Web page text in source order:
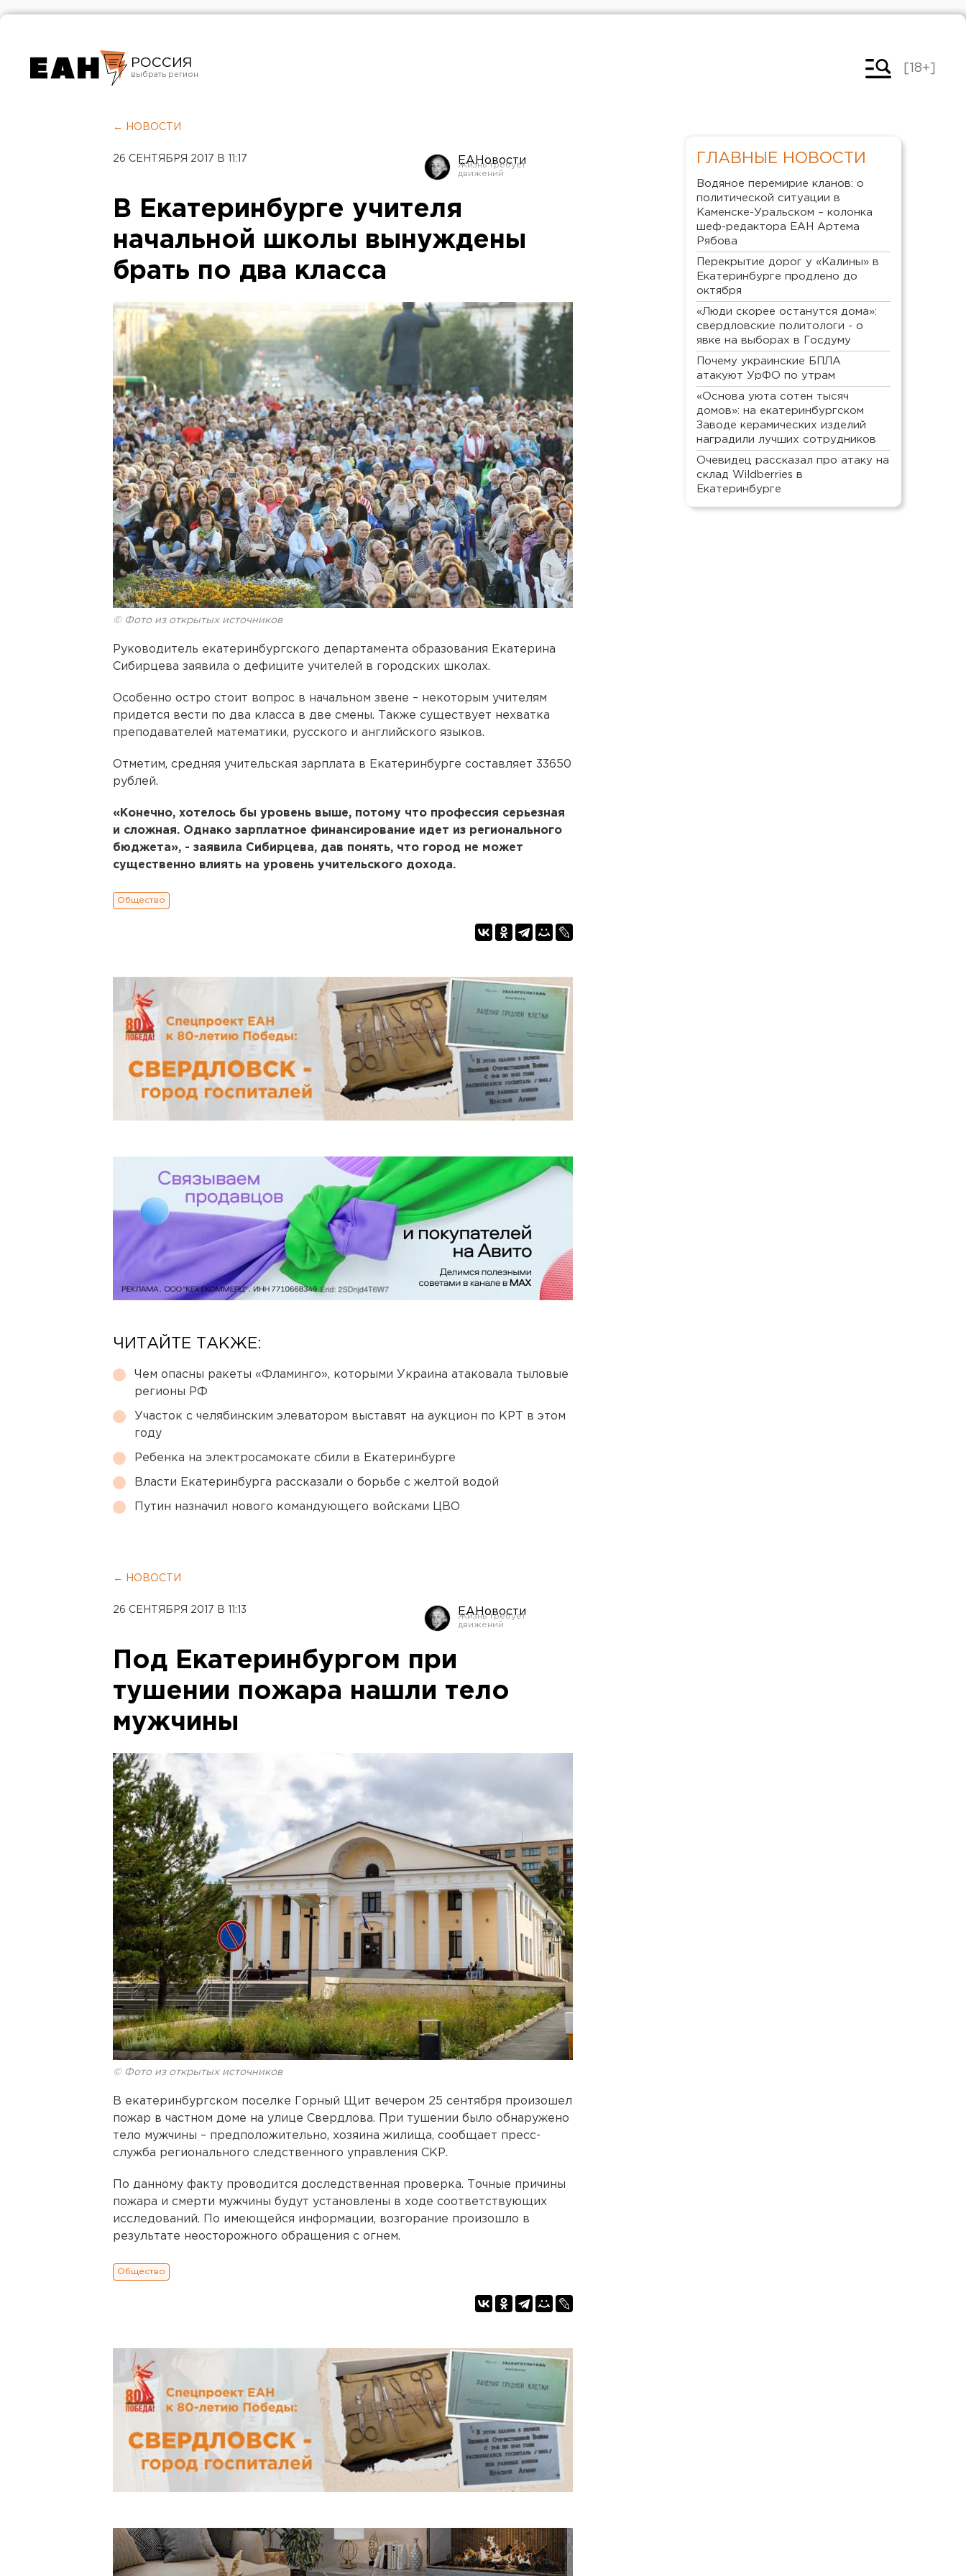
РОССИЯ
Челябинск
[18+]
← НОВОСТИ
26 СЕНТЯБРЯ 2017 В 11:17 ЕАНовости
В Екатеринбурге учителя
начальной школы вынуждены
брать по два класса
© Фото из открытых источников
Руководитель екатеринбургского департамента образования Екатерина
Сибирцева заявила о дефиците учителей в городских школах.
Особенно остро стоит вопрос в начальном звене – некоторым учителям
придется вести по два класса в две смены. Также существует нехватка
преподавателей математики, русского и английского языков.
Отметим, средняя учительская зарплата в Екатеринбурге составляет 33650
рублей.
«Конечно, хотелось бы уровень выше, потому что профессия серьезная
и сложная. Однако зарплатное финансирование идет из регионального
бюджета», - заявила Сибирцева, дав понять, что город не может
существенно влиять на уровень учительского дохода.
Общество
ЧИТАЙТЕ ТАКЖЕ:
Чем опасны ракеты «Фламинго», которыми Украина атаковала тыловые
регионы РФ
Участок с челябинским элеватором выставят на аукцион по КРТ в этом
году
Ребенка на электросамокате сбили в Екатеринбурге
Власти Екатеринбурга рассказали о борьбе с желтой водой
Путин назначил нового командующего войсками ЦВО
← НОВОСТИ
26 СЕНТЯБРЯ 2017 В 11:13 ЕАНовости
Под Екатеринбургом при
тушении пожара нашли тело
мужчины
© Фото из открытых источников
В екатеринбургском поселке Горный Щит вечером 25 сентября произошел
пожар в частном доме на улице Свердлова. При тушении было обнаружено
тело мужчины – предположительно, хозяина жилища, сообщает пресс-
служба регионального следственного управления СКР.
По данному факту проводится доследственная проверка. Точные причины
пожара и смерти мужчины будут установлены в ходе соответствующих
исследований. По имеющейся информации, возгорание произошло в
результате неосторожного обращения с огнем.
Общество
ГЛАВНЫЕ НОВОСТИ
Водяное перемирие кланов: о
политической ситуации в
Каменске-Уральском – колонка
шеф-редактора ЕАН Артема
Рябова
Перекрытие дорог у «Калины» в
Екатеринбурге продлено до
октября
«Люди скорее останутся дома»:
свердловские политологи - о
явке на выборах в Госдуму
Почему украинские БПЛА
атакуют УрФО по утрам
«Основа уюта сотен тысяч
домов»: на екатеринбургском
Заводе керамических изделий
наградили лучших сотрудников
Очевидец рассказал про атаку на
склад Wildberries в
Екатеринбурге